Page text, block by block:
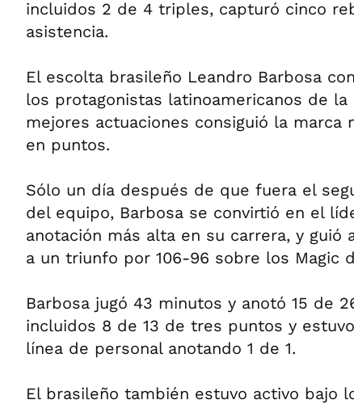
incluidos 2 de 4 triples, capturó cinco
asistencia.
El escolta brasileño Leandro Barbosa
los protagonistas latinoamericanos de la
mejores actuaciones consiguió la marca
en puntos.
Sólo un día después de que fuera el
del equipo, Barbosa se convirtió en el
anotación más alta en su carrera, y guió
a un triunfo por 106-96 sobre los Magic
Barbosa jugó 43 minutos y anotó 15 de
incluidos 8 de 13 de tres puntos y
línea de personal anotando 1 de 1.
El brasileño también estuvo activo bajo